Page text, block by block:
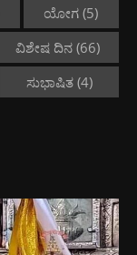
ಯೋಗ (5)
ವಿಶೇಷ ದಿನ (66)
ಸುಭಾಷಿತ (4)